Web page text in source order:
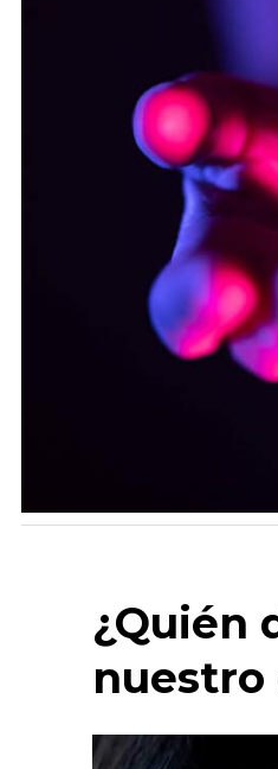
¿Quién
nuestro